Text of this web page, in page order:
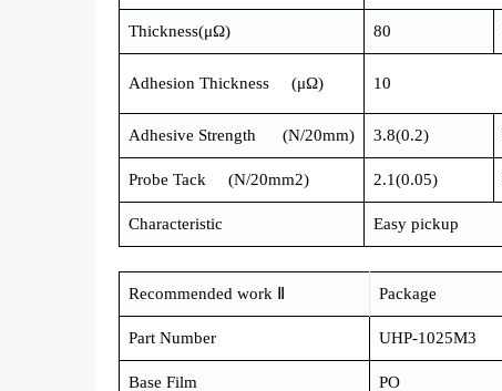
Thickness(μΩ) 80
Adhesion Thickness (μΩ) 10
Adhesive Strength (N/20mm) 3.8(0.2)
Probe Tack (N/20mm2) 2.1(0.05)
Characteristic Easy pickup
Recommended work Ⅱ Package
Part Number UHP-1025M3
Base Film PO